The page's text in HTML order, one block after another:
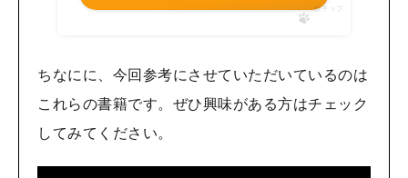
ポチップ
ちなにに、今回参考にさせていただいているのは
これらの書籍です。ぜひ興味がある方はチェック
してみてください。